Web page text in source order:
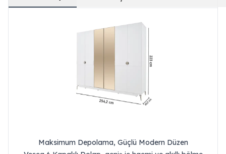
Maksimum Depolama, Güçlü Modern Düzen